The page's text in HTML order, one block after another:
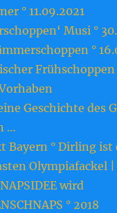
° 11.09.2021
Musi °
°
Frühschoppen
Geschichte des
…
Bayern ° Dirling ist
Olympiafackel |
wird
° 2018